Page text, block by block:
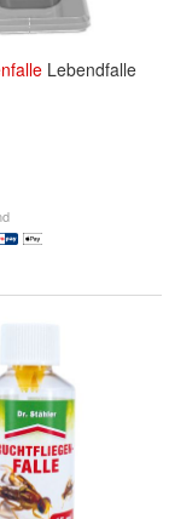
Lebendfalle